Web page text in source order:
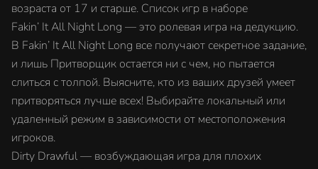
возраста от 17 и старше. Список игр в наборе
Fakin’ It All Night Long — это ролевая игра на дедукцию.
В Fakin’ It All Night Long все получают секретное задание,
и лишь Притворщик остается ни с чем, но пытается
слиться с толпой. Выясните, кто из ваших друзей умеет
притворяться лучше всех! Выбирайте локальный или
удаленный режим в зависимости от местоположения
игроков.
Dirty Drawful — возбуждающая игра для плохих